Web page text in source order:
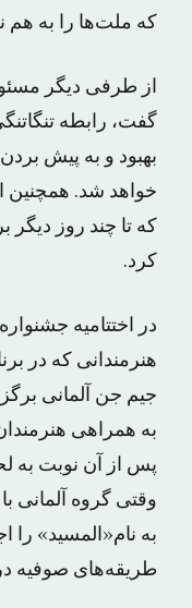
که ملت‌ها را به هم
از طرفی دیگر
گفت، رابطه
بهبود و به پیش
خواهد شد. همچنین
که تا چند روز
کرد.
در اختتامیه
هنرمندانی که در
جیم جن آلمانی
به همراهی
پس از آن نوبت به
وقتی گروه آلمانی
به نام«المسید» را
طریقه‌های صوفیه